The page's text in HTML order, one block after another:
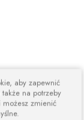
aby zapewnić
na potrzeby
zmienić